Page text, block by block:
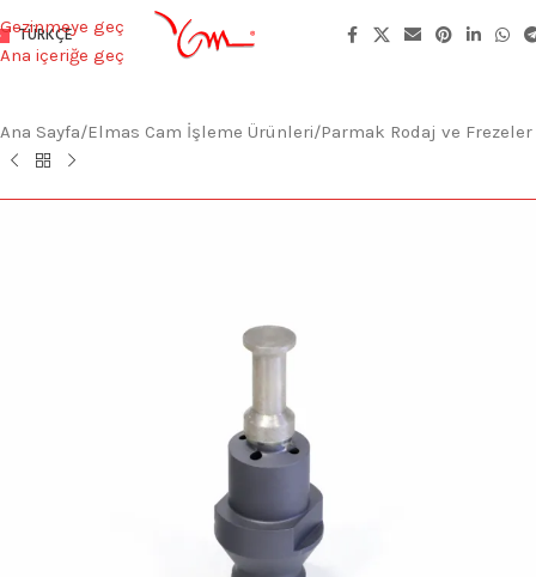
Gezinmeye geç
Ana içeriğe geç
TÜRKÇE
Ana Sayfa/Elmas Cam İşleme Ürünleri/Parmak Rodaj ve Frezeler